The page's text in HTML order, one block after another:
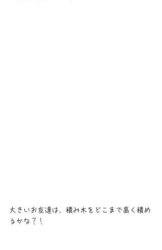
大きいお友達は、積み木をどこまで高く積め
るかな？！